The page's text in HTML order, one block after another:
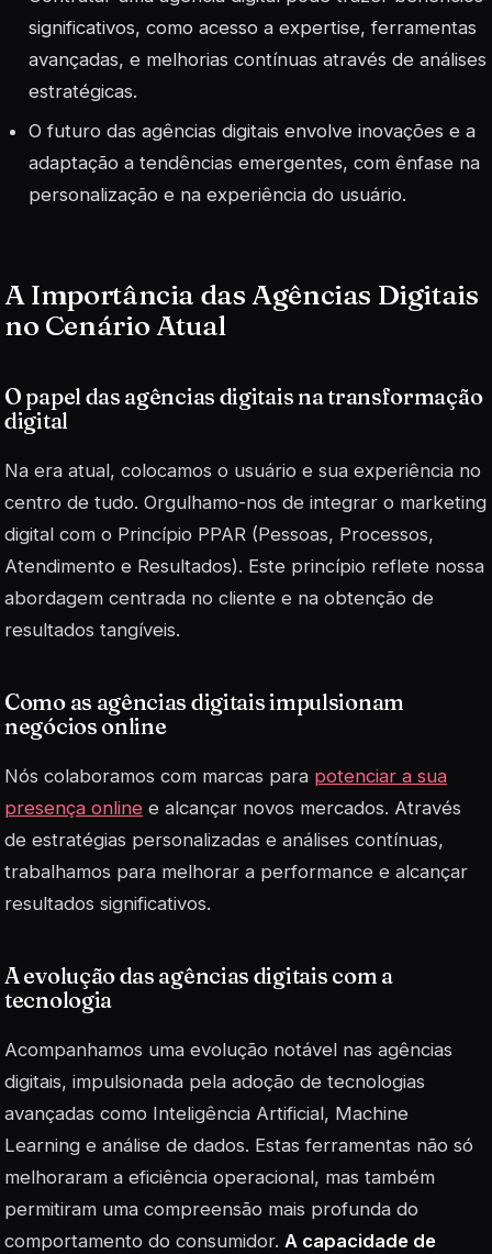
significativos, como acesso a expertise, ferramentas
avançadas, e melhorias contínuas através de análises
estratégicas.
O futuro das agências digitais envolve inovações e a
adaptação a tendências emergentes, com ênfase na
personalização e na experiência do usuário.
A Importância das Agências Digitais
no Cenário Atual
O papel das agências digitais na transformação
digital
Na era atual, colocamos o usuário e sua experiência no
centro de tudo. Orgulhamo-nos de integrar o marketing
digital com o Princípio PPAR (Pessoas, Processos,
Atendimento e Resultados). Este princípio reflete nossa
abordagem centrada no cliente e na obtenção de
resultados tangíveis.
Como as agências digitais impulsionam
negócios online
Nós colaboramos com marcas para potenciar a sua
presença online e alcançar novos mercados. Através
de estratégias personalizadas e análises contínuas,
trabalhamos para melhorar a performance e alcançar
resultados significativos.
A evolução das agências digitais com a
tecnologia
Acompanhamos uma evolução notável nas agências
digitais, impulsionada pela adoção de tecnologias
avançadas como Inteligência Artificial, Machine
Learning e análise de dados. Estas ferramentas não só
melhoraram a eficiência operacional, mas também
permitiram uma compreensão mais profunda do
comportamento do consumidor. A capacidade de